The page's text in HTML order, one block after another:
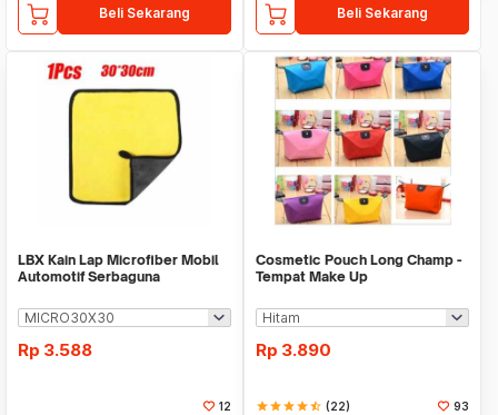
Beli Sekarang Beli Sekarang
LBX Kain Lap Microfiber Mobil
Automotif Serbaguna
Rp 3.588
12
Cosmetic Pouch Long Champ -
Tempat Make Up
Rp 3.890
starstarstarstarstar_half (22) 93